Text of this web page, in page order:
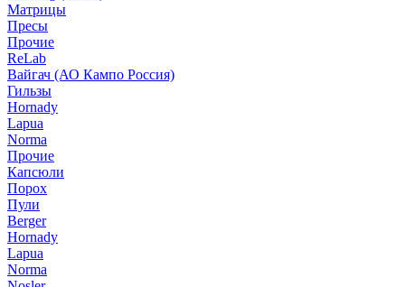
Матрицы
Пресы
Прочие
ReLab
Вайгач (АО Кампо Россия)
Гильзы
Hornady
Lapua
Norma
Прочие
Капсюли
Порох
Пули
Berger
Hornady
Lapua
Norma